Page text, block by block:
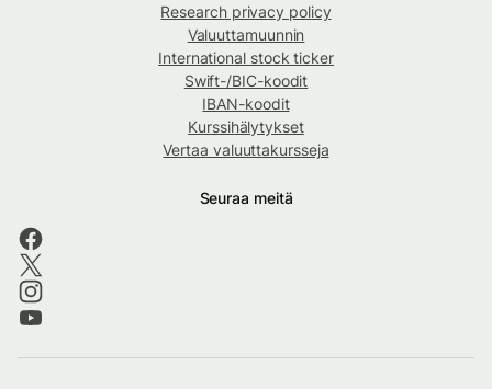
Research privacy policy
Valuuttamuunnin
International stock ticker
Swift-/BIC-koodit
IBAN-koodit
Kurssihälytykset
Vertaa valuuttakursseja
Seuraa meitä